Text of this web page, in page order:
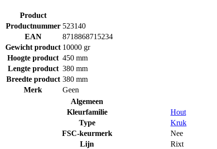
Product
Productnummer 523140
EAN
8718868715234
Gewicht product 10000 gr
Hoogte product 450 mm
Lengte product 380 mm
Breedte product 380 mm
Merk
Geen
Algemeen
Kleurfamilie
Hout
Type
Kruk
FSC-keurmerk
Nee
Lijn
Rixt